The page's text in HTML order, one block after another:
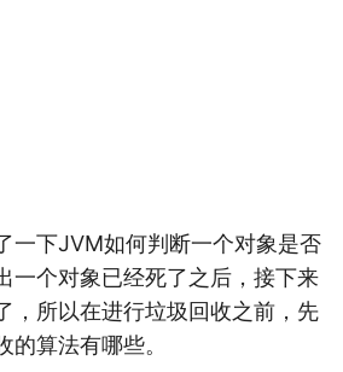
一下JVM如何判断一个对象是否
一个对象已经死了之后，接下来
，所以在进行垃圾回收之前，先
算法有哪些。